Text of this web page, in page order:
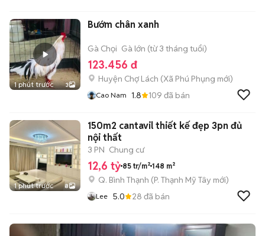
1 phút trước 3
Bướm chân xanh
Gà Chọi Gà lớn (từ 3 tháng tuổi)
123.456 đ
Huyện Chợ Lách (Xã Phú Phụng mới)
Cao Nam 1.8 109 đã bán
1 phút trước 8
150m2 cantavil thiết kế đẹp 3pn đủ
nội thất
3 PN Chung cư
12,6 tỷ 85 tr/m² 148 m²
Q. Bình Thạnh (P. Thạnh Mỹ Tây mới)
Lee 5.0 28 đã bán